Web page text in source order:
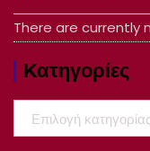
There are currently
Kατηγορίες